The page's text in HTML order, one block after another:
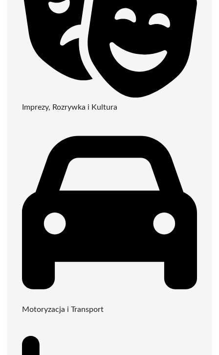
Imprezy, Rozrywka i Kultura
Motoryzacja i Transport